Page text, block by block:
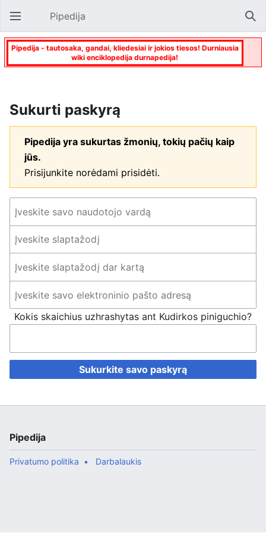
Atverti pagrindinį meniu Pipedija
Pipedija - tautosaka, gandai, kliedesiai ir jokios tiesos! Durniausia
wiki enciklopedija durnapedija!
Sukurti paskyrą
Pipedija yra sukurtas žmonių, tokių pačių kaip
jūs.
Prisijunkite norėdami prisidėti.
Kokis skaichius uzhrashytas ant Kudirkos piniguchio?
Sukurkite savo paskyrą
Pipedija
Privatumo politika Darbalaukis